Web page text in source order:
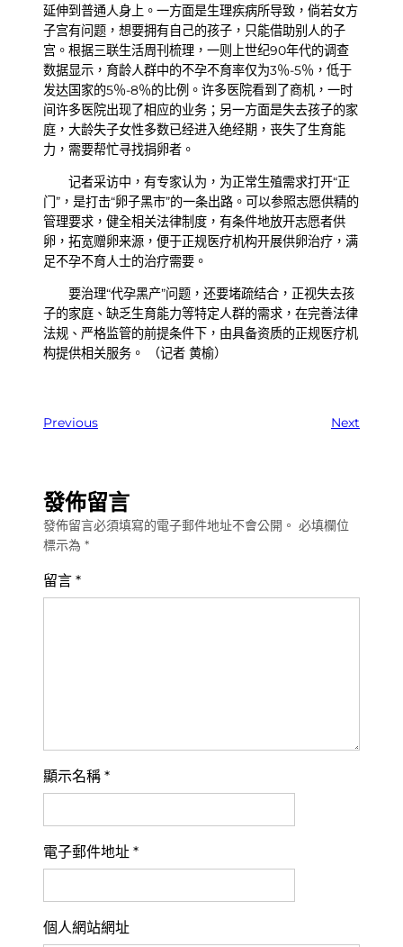
延伸到普通人身上。一方面是生理疾病所导致，倘若女方
子宫有问题，想要拥有自己的孩子，只能借助别人的子
宫。根据三联生活周刊梳理，一则上世纪90年代的调查
数据显示，育龄人群中的不孕不育率仅为3％-5％，低于
发达国家的5％-8％的比例。许多医院看到了商机，一时
间许多医院出现了相应的业务；另一方面是失去孩子的家
庭，大龄失子女性多数已经进入绝经期，丧失了生育能
力，需要帮忙寻找捐卵者。
记者采访中，有专家认为，为正常生殖需求打开“正
门”，是打击“卵子黑市”的一条出路。可以参照志愿供精的
管理要求，健全相关法律制度，有条件地放开志愿者供
卵，拓宽赠卵来源，便于正规医疗机构开展供卵治疗，满
足不孕不育人士的治疗需要。
要治理“代孕黑产”问题，还要堵疏结合，正视失去孩
子的家庭、缺乏生育能力等特定人群的需求，在完善法律
法规、严格监管的前提条件下，由具备资质的正规医疗机
构提供相关服务。 （记者 黄榆）
Previous Next
發佈留言
發佈留言必須填寫的電子郵件地址不會公開。 必填欄位
標示為 *
留言 *
顯示名稱 *
電子郵件地址 *
個人網站網址